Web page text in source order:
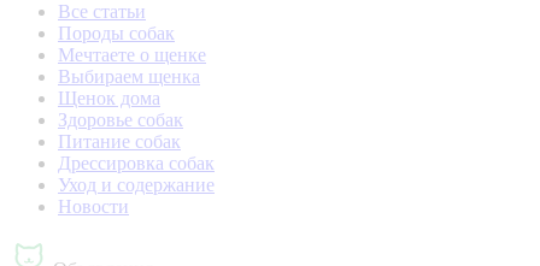
Все статьи
Породы собак
Мечтаете о щенке
Выбираем щенка
Щенок дома
Здоровье собак
Питание собак
Дрессировка собак
Уход и содержание
Новости